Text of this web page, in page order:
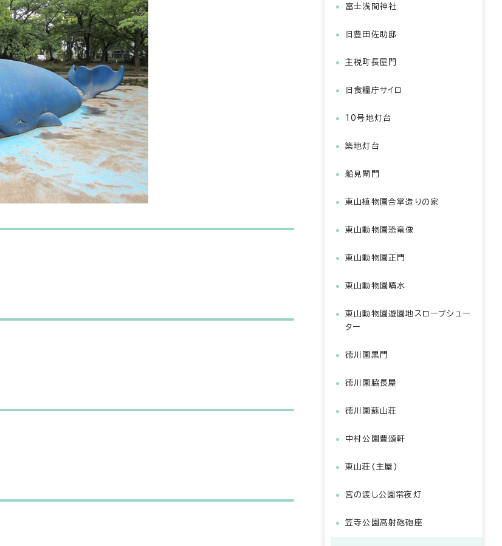
富士浅間神社
旧豊田佐助邸
主税町長屋門
旧食糧庁サイロ
10号地灯台
築地灯台
船見閘門
東山植物園合掌造りの家
東山動物園恐竜像
東山動物園正門
東山動物園噴水
東山動物園遊園地スロープシュー
ター
徳川園黒門
徳川園脇長屋
徳川園蘇山荘
中村公園豊頌軒
東山荘(主屋)
宮の渡し公園常夜灯
笠寺公園高射砲砲座